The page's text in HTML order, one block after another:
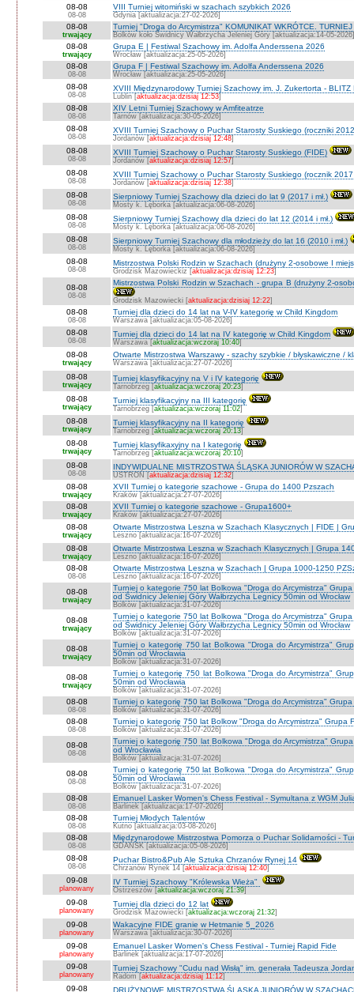
08-08
08-08
VIII Turniej witomiński w szachach szybkich 2026
Gdynia [aktualizacja:27-02-2026]
08-08
trwający
Turniej "Droga do Arcymistrza" KOMUNIKAT WKRÓTCE.
Bolków koło Świdnicy Wałbrzycha Jeleniej Góry [aktualizacja:14-05-2026]
08-08
trwający
Grupa E | Festiwal Szachowy im. Adolfa Anderssena 2026
Wrocław [aktualizacja:25-05-2026]
08-08
08-08
Grupa F | Festiwal Szachowy im. Adolfa Anderssena 2026
Wrocław [aktualizacja:25-05-2026]
08-08
08-08
XVIII Międzynarodowy Turniej Szachowy im. J. Zukertorta -
Lublin [aktualizacja:dzisiaj 12:53]
08-08
08-08
XIV Letni Turniej Szachowy w Amfiteatrze
Tarnów [aktualizacja:30-05-2026]
08-08
08-08
XVIII Turniej Szachowy o Puchar Starosty Suskiego (roczniki
Jordanów [aktualizacja:dzisiaj 12:48]
08-08
08-08
XVIII Turniej Szachowy o Puchar Starosty Suskiego (FIDE)
Jordanów [aktualizacja:dzisiaj 12:57]
08-08
08-08
XVIII Turniej Szachowy o Puchar Starosty Suskiego (rocznik 2017
Jordanów [aktualizacja:dzisiaj 12:38]
08-08
08-08
Sierpniowy Turniej Szachowy dla dzieci do lat 9 (2017 i mł.)
Mosty k. Lęborka [aktualizacja:06-08-2026]
08-08
08-08
Sierpniowy Turniej Szachowy dla dzieci do lat 12 (2014 i mł.)
Mosty k. Lęborka [aktualizacja:06-08-2026]
08-08
08-08
Sierpniowy Turniej Szachowy dla młodzieży do lat 16 (2010 i mł.)
Mosty k. Lęborka [aktualizacja:06-08-2026]
08-08
08-08
Mistrzostwa Polski Rodzin w Szachach (drużyny 2-osobowe I
Grodzisk Mazowieckiz [aktualizacja:dzisiaj 12:23]
08-08
08-08
Mistrzostwa Polski Rodzin w Szachach - grupa B (drużyny 2-
Grodzisk Mazowiecki [aktualizacja:dzisiaj 12:22]
08-08
08-08
Turniej dla dzieci do 14 lat na V-IV kategorię w Child Kingdom
Warszawa [aktualizacja:05-08-2026]
08-08
08-08
Turniej dla dzieci do 14 lat na IV kategorię w Child Kingdom
Warszawa [aktualizacja:wczoraj 10:40]
08-08
trwający
Otwarte Mistrzostwa Warszawy - szachy szybkie / błyskawiczne /
Warszawa [aktualizacja:27-07-2026]
08-08
trwający
Turniej klasyfikacyjny na V i IV kategorię
Tarnobrzeg [aktualizacja:wczoraj 20:23]
08-08
trwający
Turniej klasyfikacyjny na III kategorię
Tarnobrzeg [aktualizacja:wczoraj 11:02]
08-08
trwający
Turniej klasyfikacyjny na II kategorię
Tarnobrzeg [aktualizacja:wczoraj 20:13]
08-08
trwający
Turniej klasyfikaxyjny na I kategorię
Tarnobrzeg [aktualizacja:wczoraj 20:10]
08-08
08-08
INDYWIDUALNE MISTRZOSTWA ŚLĄSKA JUNIORÓW W
USTROŃ [aktualizacja:dzisiaj 12:32]
08-08
trwający
XVII Turniej o kategorie szachowe - Grupa do 1400 Pzszach
Kraków [aktualizacja:27-07-2026]
08-08
trwający
XVII Turniej o kategorie szachowe - Grupa1600+
Kraków [aktualizacja:27-07-2026]
08-08
trwający
Otwarte Mistrzostwa Leszna w Szachach Klasycznych | FIDE |
Leszno [aktualizacja:16-07-2026]
08-08
trwający
Otwarte Mistrzostwa Leszna w Szachach Klasycznych | Grupa
Leszno [aktualizacja:16-07-2026]
08-08
08-08
Otwarte Mistrzostwa Leszna w Szachach | Grupa 1000-1250
Leszno [aktualizacja:16-07-2026]
08-08
trwający
Turniej o kategorie 750 lat Bolkowa "Droga do Arcymistrza"
od Świdnicy Jeleniej Góry Wałbrzycha Legnicy 50min od Wrocław
Bolków [aktualizacja:31-07-2026]
08-08
trwający
Turniej o kategorie 750 lat Bolkowa "Droga do Arcymistrza"
od Świdnicy Jeleniej Góry Wałbrzycha Legnicy 50min od Wrocław
Bolków [aktualizacja:31-07-2026]
08-08
trwający
Turniej o kategorię 750 lat Bolkowa "Droga do Arcymistrza"
50min od Wrocławia
Bolków [aktualizacja:31-07-2026]
08-08
trwający
Turniej o kategorię 750 lat Bolkowa "Droga do Arcymistrza"
50min od Wrocławia
Bolków [aktualizacja:31-07-2026]
08-08
08-08
Turniej o kategorię 750 lat Bolkowa "Droga do Arcymistrza"
Bolków [aktualizacja:31-07-2026]
08-08
08-08
Turniej o kategorię 750 lat Bolkow "Droga do Arcymistrza" Grupa
Bolków [aktualizacja:31-07-2026]
08-08
08-08
Turniej o kategorię 750 lat Bolkowa "Droga do Arcymistrza"
od Wrocławia
Bolków [aktualizacja:31-07-2026]
08-08
08-08
Turniej o kategorię 750 lat Bolkowa "Droga do Arcymistrza"
50min od Wrocławia
Bolków [aktualizacja:31-07-2026]
08-08
08-08
Emanuel Lasker Women's Chess Festival - Symultana z WGM
Barlinek [aktualizacja:17-07-2026]
08-08
08-08
Turniej Młodych Talentów
Kutno [aktualizacja:03-08-2026]
08-08
08-08
Międzynarodowe Mistrzostwa Pomorza o Puchar Solidarności -
GDAŃSK [aktualizacja:05-08-2026]
08-08
08-08
Puchar Bistro&Pub Ale Sztuka Chrzanów Rynej 14
Chrzanów Rynek 14 [aktualizacja:dzisiaj 12:40]
09-08
planowany
IV Turniej Szachowy "Królewska Wieża"
Ostrzeszów [aktualizacja:wczoraj 21:39]
09-08
planowany
Turniej dla dzieci do 12 lat
Grodzisk Mazowiecki [aktualizacja:wczoraj 21:32]
09-08
planowany
Wakacyjne FIDE granie w Hetmanie 5_2026
Warszawa [aktualizacja:30-07-2026]
09-08
planowany
Emanuel Lasker Women's Chess Festival - Turniej Rapid Fide
Barlinek [aktualizacja:17-07-2026]
09-08
planowany
Turniej Szachowy "Cudu nad Wisłą" im. generała Tadeusza
Radom [aktualizacja:dzisiaj 11:12]
09-08 DRUŻYNOWE MISTRZOSTWA ŚLĄSKA JUNIORÓW W